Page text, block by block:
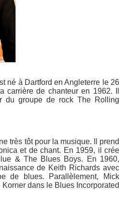
né à Dartford en Angleterre le 26
carrière de chanteur en 1962. Il
du groupe de rock The Rolling
très tôt pour la musique. Il prend
et de chant. En 1959, il crée
& The Blues Boys. En 1960,
de Keith Richards avec
de blues. Parallèlement, Mick
dans le Blues Incorporated